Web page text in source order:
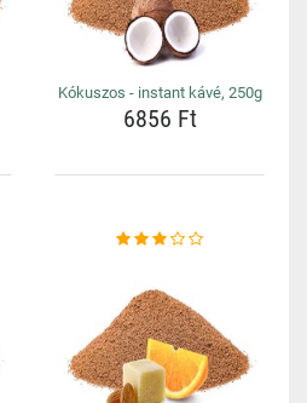
Kókuszos - instant kávé, 250g
6856 Ft